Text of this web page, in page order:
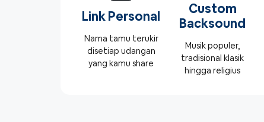
Link Personal
Nama tamu terukir
disetiap udangan
yang kamu share
Custom
Backsound
Musik populer,
tradisional klasik
hingga religius